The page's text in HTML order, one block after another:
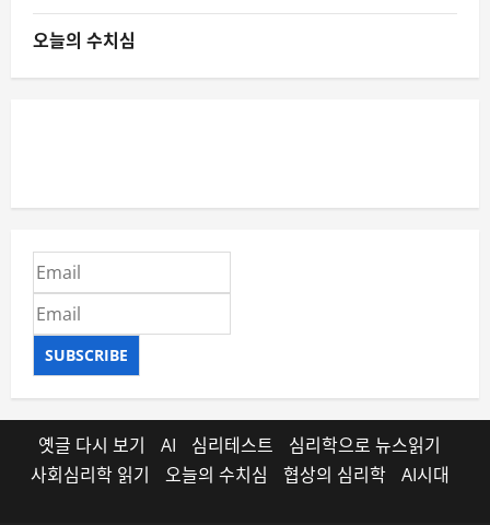
오늘의 수치심
SUBSCRIBE
옛글 다시 보기 AI 심리테스트
심리학으로 뉴스읽기
사회심리학 읽기
오늘의 수치심 협상의 심리학 AI시대